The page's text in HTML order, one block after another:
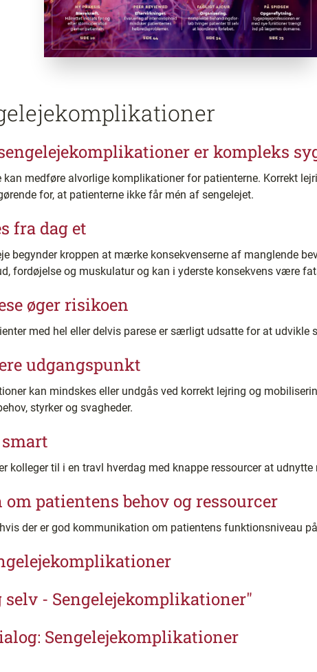
er kompleks
kan medføre alvorlige komplikationer for patienterne. Korrekt
for, at patienterne ikke får mén af sengelejet.
fra dag et
begynder kroppen at mærke konsekvenserne af manglende
fordøjelse og muskulatur og kan i yderste konsekvens være
øger risikoen
med hel eller delvis parese er særligt udsatte for at udvikle
udgangspunkt
kan mindskes eller undgås ved korrekt lejring og
styrker og svagheder.
kolleger til i en travl hverdag med knappe ressourcer at udnytte
patientens behov og ressourcer
der er god kommunikation om patientens funktionsniveau
selv - Sengelejekomplikationer"
Sengelejekomplikationer